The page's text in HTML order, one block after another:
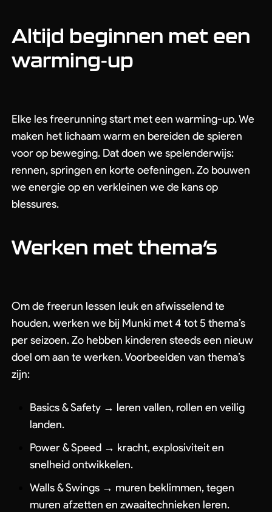
Shows & Stunts Bedrijfsuitje
Algemene Voorwaarden Privacy Policy
Altijd beginnen met een
warming-up
Elke les freerunning start met een warming-up. We
maken het lichaam warm en bereiden de spieren
voor op beweging. Dat doen we spelenderwijs:
rennen, springen en korte oefeningen. Zo bouwen
we energie op en verkleinen we de kans op
blessures.
Werken met thema’s
Om de freerun lessen leuk en afwisselend te
houden, werken we bij Munki met 4 tot 5 thema’s
per seizoen. Zo hebben kinderen steeds een nieuw
doel om aan te werken. Voorbeelden van thema’s
zijn:
Basics & Safety → leren vallen, rollen en veilig
landen.
Power & Speed → kracht, explosiviteit en
snelheid ontwikkelen.
Walls & Swings → muren beklimmen, tegen
muren afzetten en zwaaitechnieken leren.